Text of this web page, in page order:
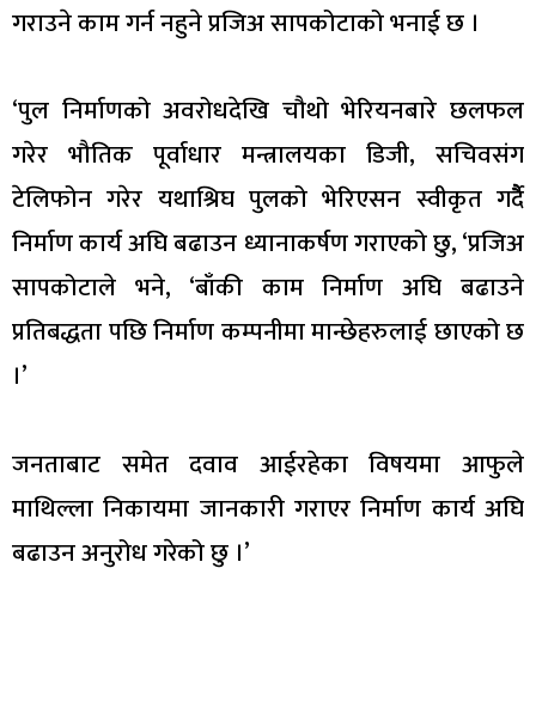
गराउने काम गर्न नहुने प्रजिअ सापकोटाको भनाई छ ।
‘पुल निर्माणको अवरोधदेखि चौथो भेरियनबारे छलफल
गरेर भौतिक पूर्वाधार मन्त्रालयका डिजी, सचिवसंग
टेलिफोन गरेर यथाश्रिघ पुलको भेरिएसन स्वीकृत गर्दैै
निर्माण कार्य अघि बढाउन ध्यानाकर्षण गराएको छु, ‘प्रजिअ
सापकोटाले भने, ‘बाँकी काम निर्माण अघि बढाउने
प्रतिबद्धता पछि निर्माण कम्पनीमा मान्छेहरुलाई छाएको छ
।’
जनताबाट समेत दवाव आईरहेका विषयमा आफुले
माथिल्ला निकायमा जानकारी गराएर निर्माण कार्य अघि
बढाउन अनुरोध गरेको छु ।’